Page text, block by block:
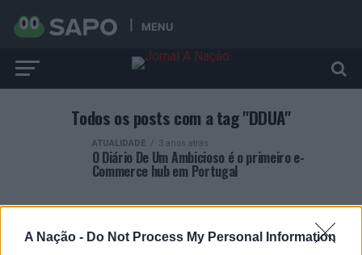
A Nação - Do Not Process My Personal Information
MENU
Todos os posts com a tag "DDUA"
ATUALIDADE 3 anos atrás
O Diário De Um Ambicioso é o primeiro e-
Commerce hub em Portugal